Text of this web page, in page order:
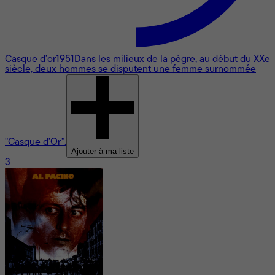
Casque d'or1951 Dans les milieux de la pègre, au début du XXe
siècle, deux hommes se disputent une femme surnommée
"Casque d'Or".
Ajouter à ma liste
3